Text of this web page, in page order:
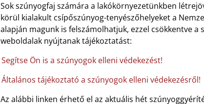
Sok szúnyogfaj számára a lakókörnyezetünkben
körül kialakult csípőszúnyog-tenyészőhelyeket a
alapján magunk is felszámolhatjuk, ezzel csökkentve
weboldalak nyújtanak tájékoztatást:
Segítse Ön is a szúnyogok elleni védekezést!
Általános tájékoztató a szúnyogok elleni védekezésről!
Az alábbi linken érhető el az aktuális hét